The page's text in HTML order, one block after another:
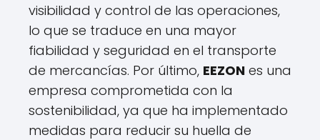
visibilidad y control de las operaciones,
lo que se traduce en una mayor
fiabilidad y seguridad en el transporte
de mercancías. Por último, EEZON es una
empresa comprometida con la
sostenibilidad, ya que ha implementado
medidas para reducir su huella de